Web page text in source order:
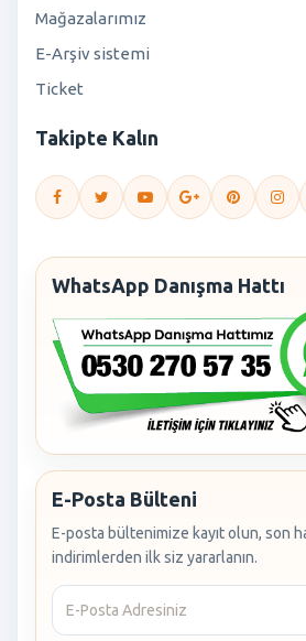
Mağazalarımız
E-Arşiv sistemi
Ticket
Takipte Kalın
WhatsApp Danışma Hattı
E-Posta Bülteni
E-posta bültenimize kayıt olun, son
indirimlerden ilk siz yararlanın.